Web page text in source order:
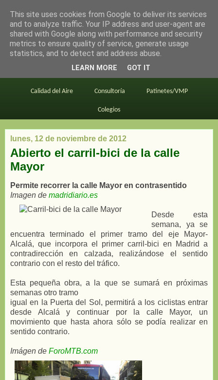
en bici por madrid
Este blog BiciMAD Primeros consejos
Calidad del Aire Consultoría Patinetes/VMP
Colegios
lunes, 12 de noviembre de 2012
Abierto el carril-bici de la calle
Mayor
Permite recorrer la calle Mayor en contrasentido
Imagen de madridiario.es
Desde esta
semana, ya se
encuentra terminado el primer tramo del eje Mayor-
Alcalá, que incorpora el primer carril-bici en Madrid a
contradirección en calzada, realizándose el sentido
contrario con el resto del tráfico.
Esta pequeña obra, a la que se sumará en próximas
semanas otro tramo
igual en la Puerta del Sol, permitirá a los ciclistas entrar
desde Alcalá y continuar por la calle Mayor, un
movimiento que hasta ahora sólo se podía realizar en
sentido contrario.
Imágen de ForoMTB.com
This site uses cookies from Google to deliver its services
and to analyze traffic. Your IP address and user-agent are
shared with Google along with performance and security
metrics to ensure quality of service, generate usage
statistics, and to detect and address abuse.
LEARN MORE GOT IT